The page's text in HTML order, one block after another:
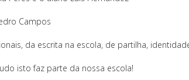
Campos
da escrita na escola, de partilha,
isto faz parte da nossa escola!